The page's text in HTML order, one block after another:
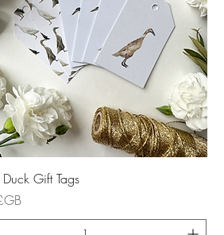
Aperçu rapide
Duck Gift Tags